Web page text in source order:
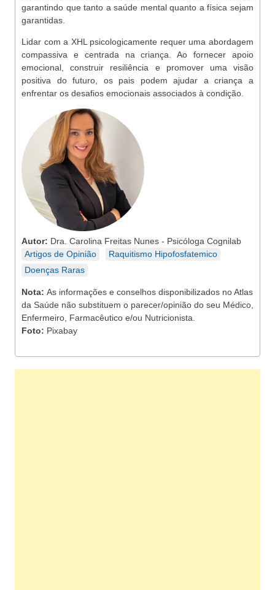
garantindo que tanto a saúde mental quanto a física sejam
garantidas.
Lidar com a XHL psicologicamente requer uma abordagem
compassiva e centrada na criança. Ao fornecer apoio
emocional, construir resiliência e promover uma visão
positiva do futuro, os pais podem ajudar a criança a
enfrentar os desafios emocionais associados à condição.
Autor: Dra. Carolina Freitas Nunes - Psicóloga Cognilab
Artigos de Opinião
Raquitismo Hipofosfatemico
Doenças Raras
Nota: As informações e conselhos disponibilizados no Atlas
da Saúde não substituem o parecer/opinião do seu Médico,
Enfermeiro, Farmacêutico e/ou Nutricionista.
Foto: Pixabay